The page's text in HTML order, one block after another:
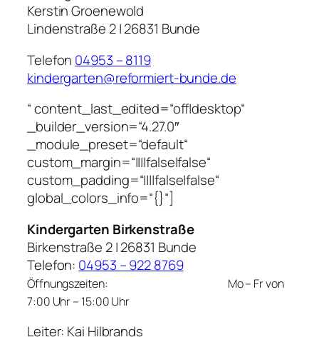
Kerstin Groenewold
Lindenstraße 2 | 26831 Bunde
Telefon 04953 – 8119
kindergarten@reformiert-bunde.de
“ content_last_edited=“off|desktop“
_builder_version=“4.27.0″
_module_preset=“default“
custom_margin=“||||false|false“
custom_padding=“||||false|false“
global_colors_info=“{}“]
Kindergarten Birkenstraße
Birkenstraße 2 | 26831 Bunde
Telefon: 04953 – 922 8769
Öffnungszeiten: Mo – Fr von
7:00 Uhr – 15:00 Uhr
Leiter: Kai Hilbrands